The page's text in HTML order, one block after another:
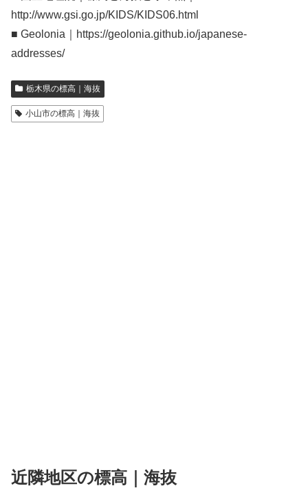
http://www.gsi.go.jp/KIDS/KIDS06.html
■ Geolonia｜https://geolonia.github.io/japanese-
addresses/
栃木県の標高｜海抜
小山市の標高｜海抜
近隣地区の標高｜海抜